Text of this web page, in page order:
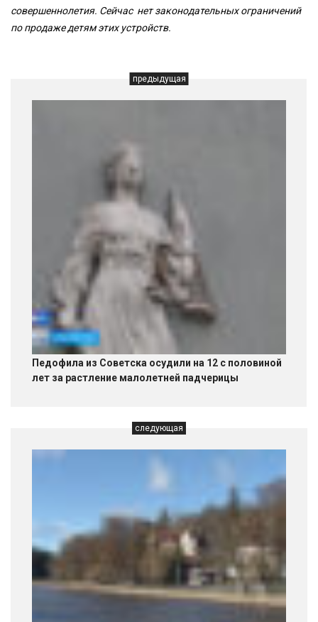
совершеннолетия. Сейчас нет законодательных ограничений
по продаже детям этих устройств.
предыдущая
Педофила из Советска осудили на 12 с половиной
лет за растление малолетней падчерицы
следующая